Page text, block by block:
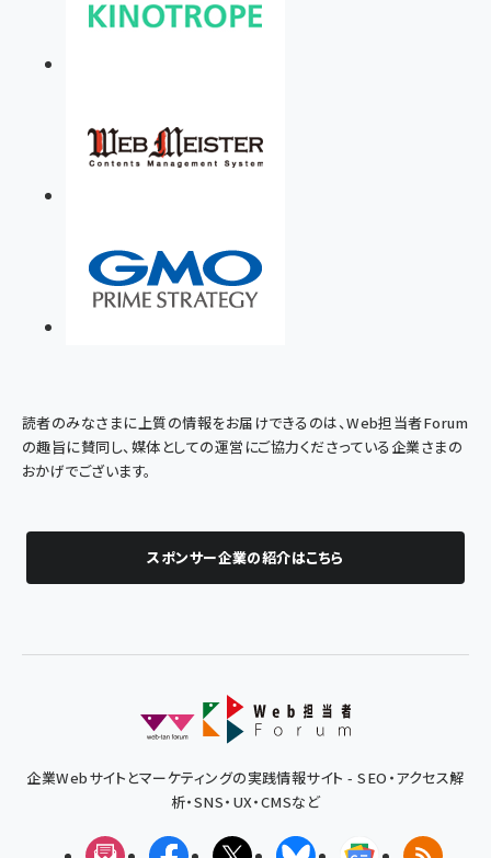
読者のみなさまに上質の情報をお届けできるのは、Web担当者Forum
の趣旨に賛同し、媒体としての運営にご協力くださっている企業さまの
おかげでございます。
スポンサー企業の紹介はこちら
企業Webサイトとマーケティングの実践情報サイト - SEO・アクセス解
析・SNS・UX・CMSなど